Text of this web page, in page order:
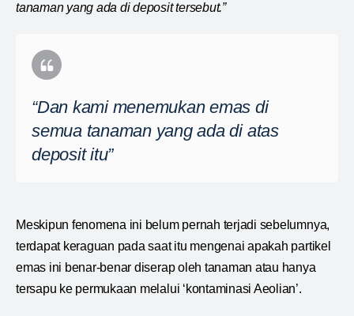
tanaman yang ada di deposit tersebut.”
“Dan kami menemukan emas di
semua tanaman yang ada di atas
deposit itu”
Meskipun fenomena ini belum pernah terjadi sebelumnya,
terdapat keraguan pada saat itu mengenai apakah partikel
emas ini benar-benar diserap oleh tanaman atau hanya
tersapu ke permukaan melalui ‘kontaminasi Aeolian’.